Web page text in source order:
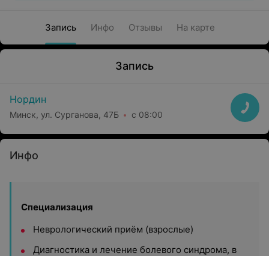
Запись Инфо Отзывы На карте
Запись
Нордин
Минск, ул. Сурганова, 47Б с 08:00
Инфо
Специализация
Неврологический приём (взрослые)
Диагностика и лечение болевого синдрома, в